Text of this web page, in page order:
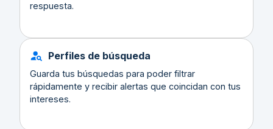
respuesta.
Perfiles de búsqueda
Guarda tus búsquedas para poder filtrar
rápidamente y recibir alertas que coincidan con tus
intereses.